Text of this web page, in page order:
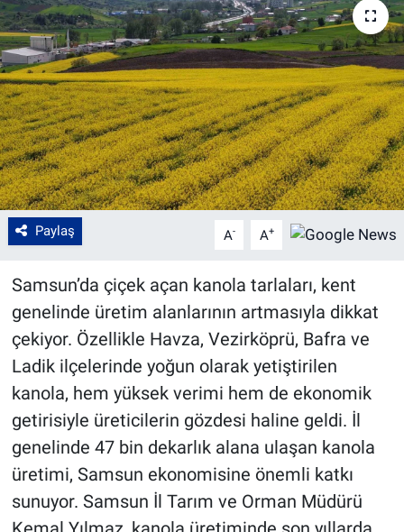
Paylaş A- A+
Samsun’da çiçek açan kanola tarlaları, kent
genelinde üretim alanlarının artmasıyla dikkat
çekiyor. Özellikle Havza, Vezirköprü, Bafra ve
Ladik ilçelerinde yoğun olarak yetiştirilen
kanola, hem yüksek verimi hem de ekonomik
getirisiyle üreticilerin gözdesi haline geldi. İl
genelinde 47 bin dekarlık alana ulaşan kanola
üretimi, Samsun ekonomisine önemli katkı
sunuyor. Samsun İl Tarım ve Orman Müdürü